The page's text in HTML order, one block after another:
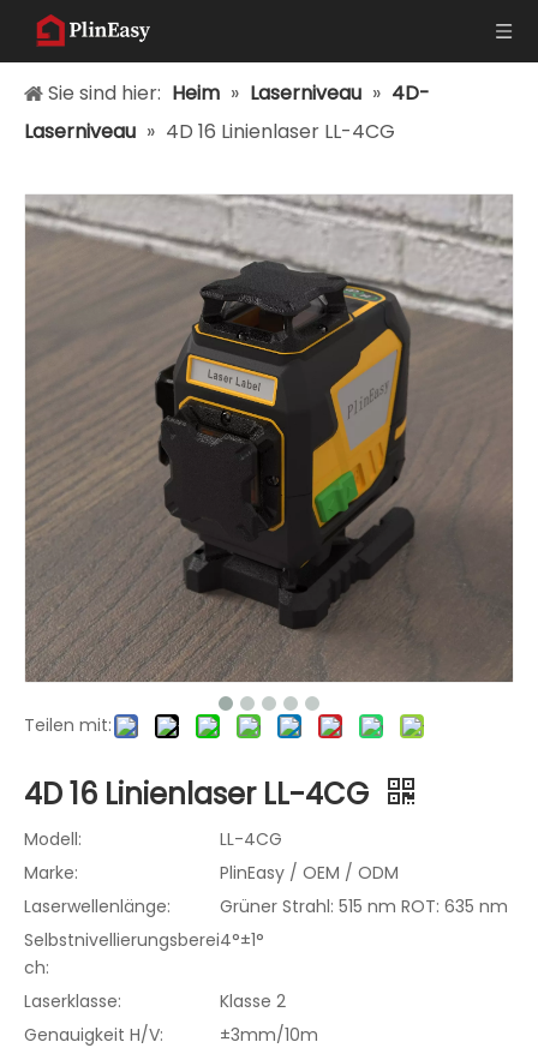
Sie sind hier: Heim » Laserniveau » 4D-
Laserniveau » 4D 16 Linienlaser LL-4CG
Teilen mit:
4D 16 Linienlaser LL-4CG
Modell:
LL-4CG
Marke:
PlinEasy / OEM / ODM
Laserwellenlänge:
Grüner Strahl: 515 nm ROT: 635 nm
Selbstnivellierungsberei
ch:
4°±1°
Laserklasse:
Klasse 2
Genauigkeit H/V:
±3mm/10m